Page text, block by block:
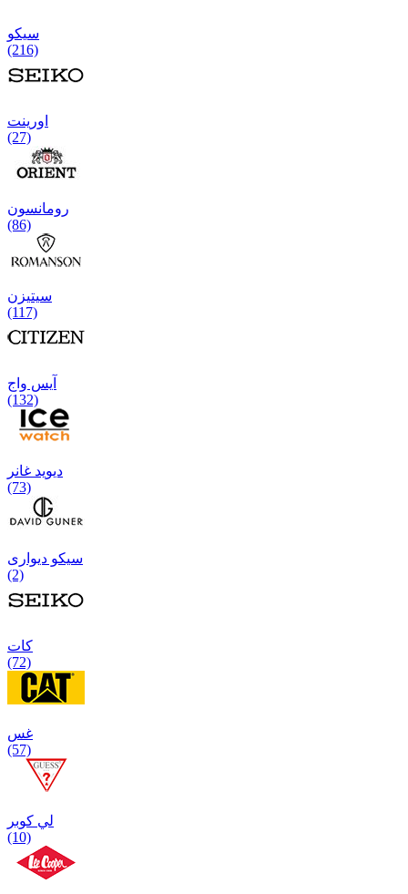
سیکو
(216)
اورینت
(27)
رومانسون
(86)
سیتیزن
(117)
آیس واج
(132)
دیوید غانر
(73)
سیکو دیواری
(2)
كات
(72)
غس
(57)
لي كوبر
(10)